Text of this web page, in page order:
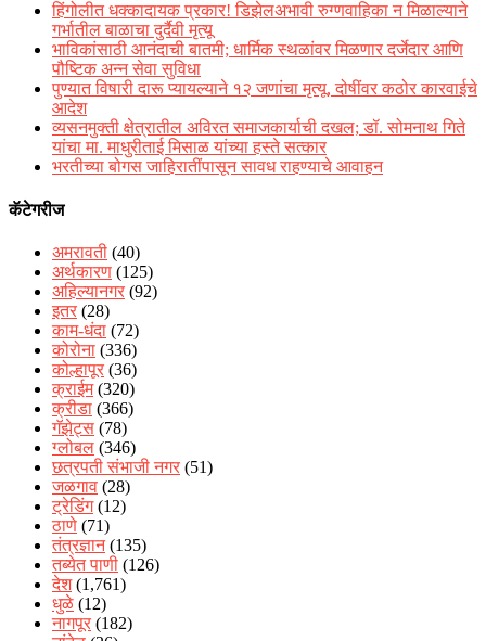
हिंगोलीत धक्कादायक प्रकार! डिझेलअभावी रुग्णवाहिका न मिळाल्याने
गर्भातील बाळाचा दुर्दैवी मृत्यू
भाविकांसाठी आनंदाची बातमी; धार्मिक स्थळांवर मिळणार दर्जेदार आणि
पौष्टिक अन्न सेवा सुविधा
पुण्यात विषारी दारू प्यायल्याने १२ जणांचा मृत्यू, दोषींवर कठोर कारवाईचे
आदेश
व्यसनमुक्ती क्षेत्रातील अविरत समाजकार्याची दखल; डॉ. सोमनाथ गिते
यांचा मा. माधुरीताई मिसाळ यांच्या हस्ते सत्कार
भरतीच्या बोगस जाहिरातींपासून सावध राहण्याचे आवाहन
कॅटेगरीज
अमरावती (40)
अर्थकारण (125)
अहिल्यानगर (92)
इतर (28)
काम-धंदा (72)
कोरोना (336)
कोल्हापूर (36)
क्राईम(320)
क्रीडा (366)
गॅझेट्स (78)
ग्लोबल (346)
छत्रपती संभाजी नगर (51)
जळगाव (28)
ट्रेडिंग(12)
ठाणे (71)
तंत्रज्ञान(135)
तब्येत पाणी (126)
देश(1,761)
धुळे (12)
नागपूर (182)